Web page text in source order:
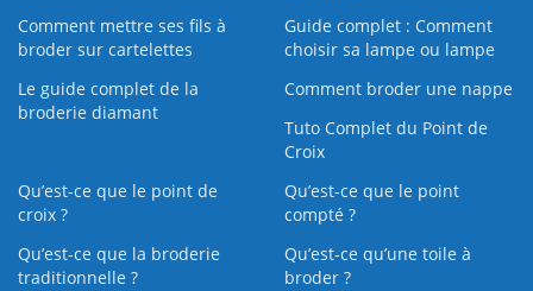
Comment mettre ses fils à
broder sur cartelettes
Guide complet : Comment
choisir sa lampe ou lampe
Le guide complet de la
broderie diamant
Comment broder une nappe
Tuto Complet du Point de
Croix
Qu’est-ce que le point de
croix ?
Qu’est-ce que le point
compté ?
Qu’est-ce que la broderie
traditionnelle ?
Qu’est‑ce qu’une toile à
broder ?